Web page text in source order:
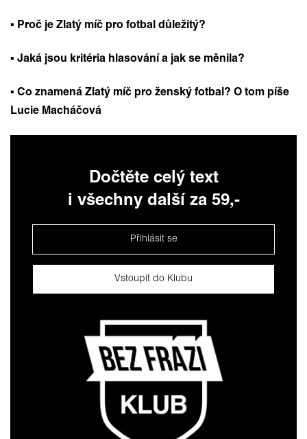
▪️ Proč je Zlatý míč pro fotbal důležitý?
▪️ Jaká jsou kritéria hlasování a jak se měnila?
▪️ Co znamená Zlatý míč pro ženský fotbal? O tom píše
Lucie Macháčová
Dočtěte celý text
i všechny další za 59,-
Přihlásit se
Vstoupit do Klubu